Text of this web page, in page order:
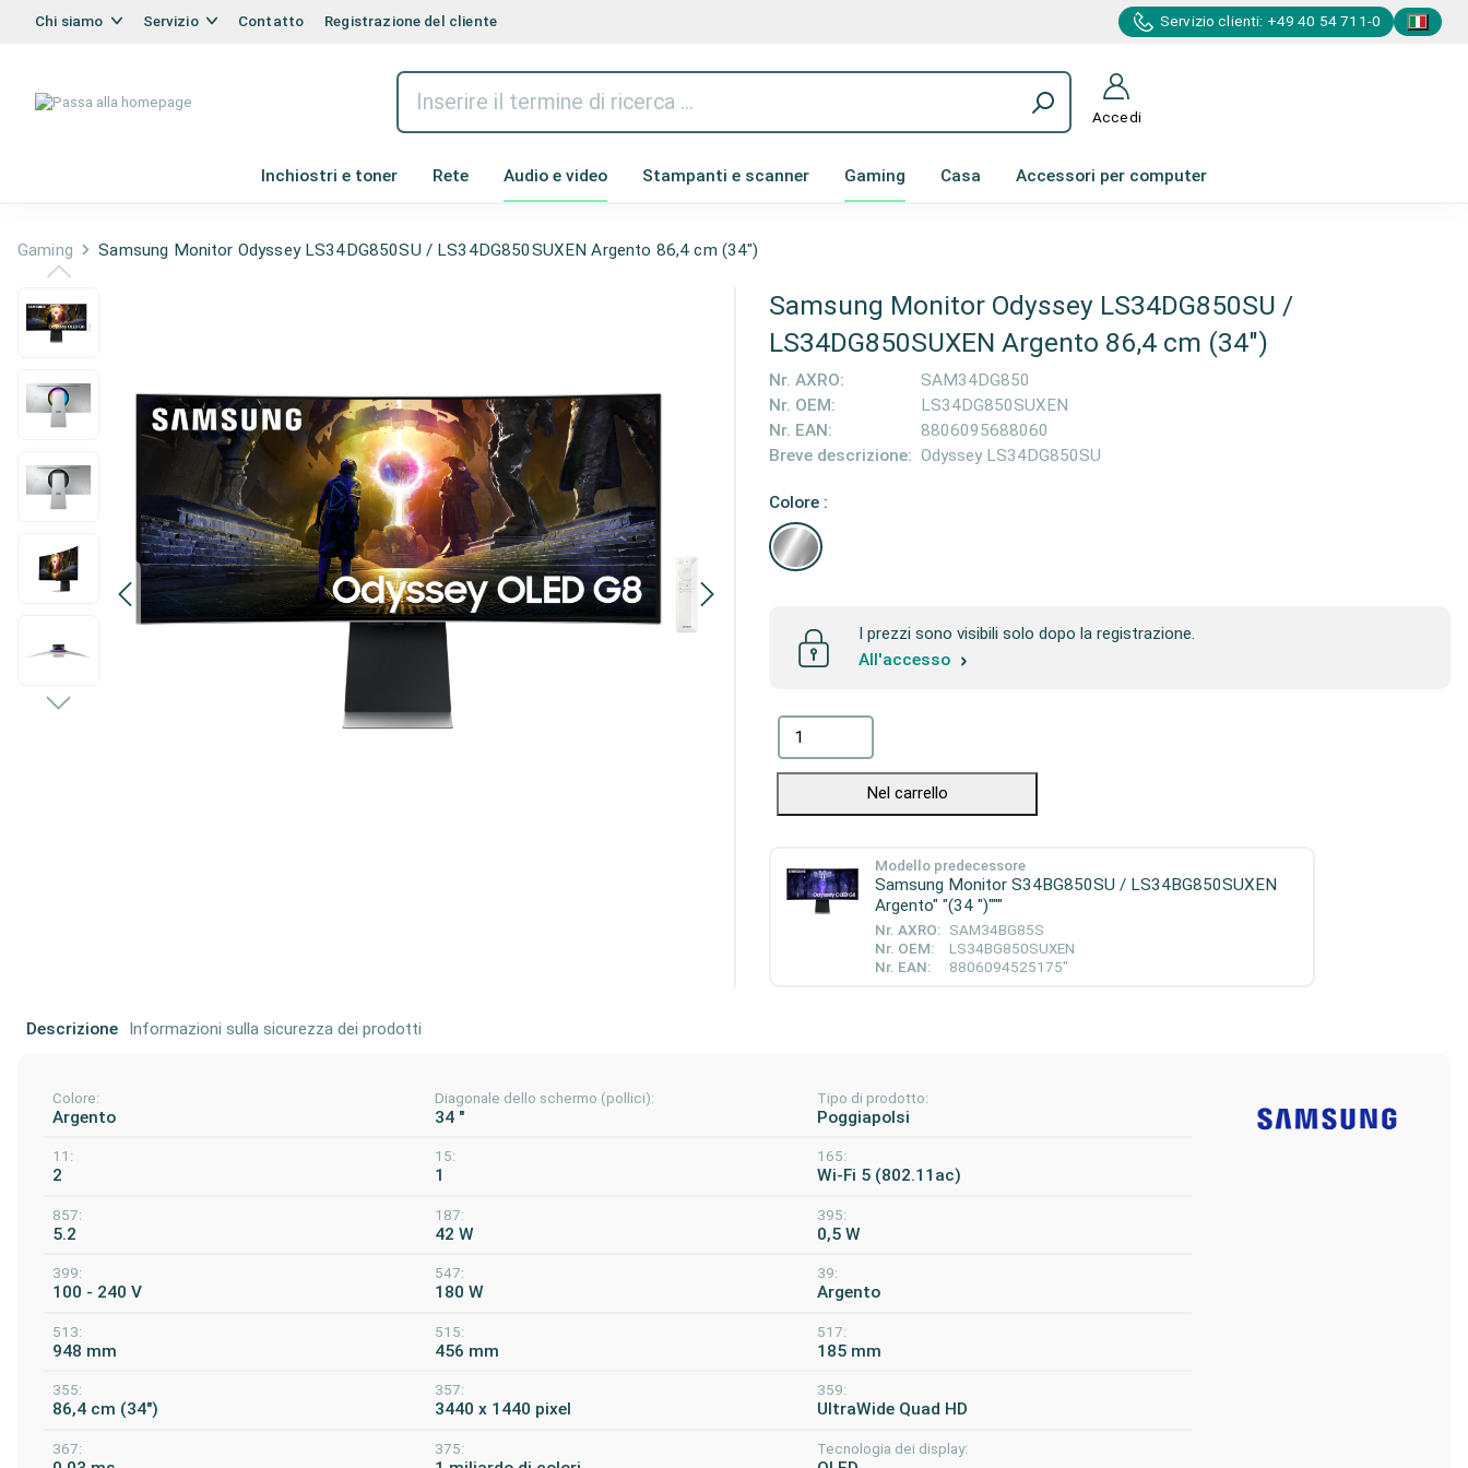
Chi siamo Servizio Contatto Registrazione del cliente Servizio clienti: +49 40 54 711-0
Accedi
Inchiostri e toner Rete Audio e video Stampanti e scanner Gaming Casa Accessori per computer
Gaming Samsung Monitor Odyssey LS34DG850SU / LS34DG850SUXEN Argento 86,4 cm (34")
Samsung Monitor Odyssey LS34DG850SU /
LS34DG850SUXEN Argento 86,4 cm (34")
Nr. AXRO:
SAM34DG850
Nr. OEM:
LS34DG850SUXEN
Nr. EAN:
8806095688060
Breve descrizione: Odyssey LS34DG850SU
Colore :
I prezzi sono visibili solo dopo la registrazione.
All'accesso
Nel carrello
Modello predecessore
Samsung Monitor S34BG850SU / LS34BG850SUXEN
Argento" "(34 ")"""
Nr. AXRO: SAM34BG85S
Nr. OEM:
LS34BG850SUXEN
Nr. EAN:
8806094525175"
Descrizione Informazioni sulla sicurezza dei prodotti
Colore:
Argento
Diagonale dello schermo (pollici):
34 "
Tipo di prodotto:
Poggiapolsi
11:
2
15:
1
165:
Wi-Fi 5 (802.11ac)
857:
5.2
187:
42 W
395:
0,5 W
399:
100 - 240 V
547:
180 W
39:
Argento
513:
948 mm
515:
456 mm
517:
185 mm
355:
86,4 cm (34")
357:
3440 x 1440 pixel
359:
UltraWide Quad HD
367: 375: Tecnologia dei display: